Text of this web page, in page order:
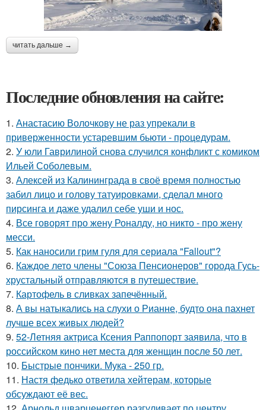
читать дальше →
Последние обновления на сайте:
1. Анастасию Волочкову не раз упрекали в
приверженности устаревшим бьюти - процедурам.
2. У юли Гаврилиной снова случился конфликт с комиком
Ильей Соболевым.
3. Алексей из Калининграда в своё время полностью
забил лицо и голову татуировками, сделал много
пирсинга и даже удалил себе уши и нос.
4. Все говорят про жену Роналду, но никто - про жену
месси.
5. Как наносили грим гуля для сериала "Fallout"?
6. Каждое лето члены "Союза Пенсионеров" города Гусь-
хрустальный отправляются в путешествие.
7. Картофель в сливках запечённый.
8. А вы натыкались на слухи о Рианне, будто она пахнет
лучше всех живых людей?
9. 52-Летняя актриса Ксения Раппопорт заявила, что в
российском кино нет места для женщин после 50 лет.
10. Быстрые пончики. Мука - 250 гр.
11. Настя федько ответила хейтерам, которые
обсуждают её вес.